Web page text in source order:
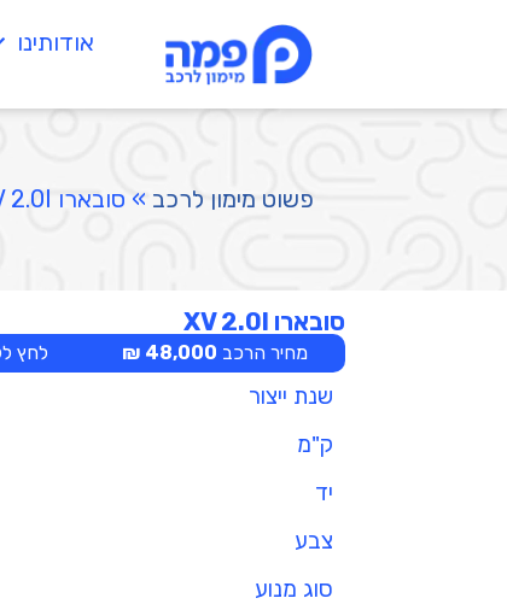
אודותינו
פשוט מימון לרכב » סובארו XV 2.0I
סובארו XV 2.0I
מחיר הרכב 48,000 ₪ לחץ
שנת ייצור
ק"מ
יד
צבע
סוג מנוע